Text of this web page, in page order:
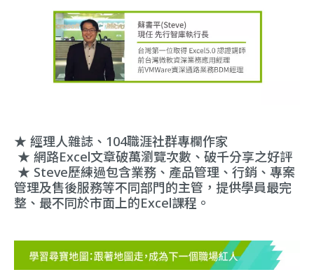
★ 經理人雜誌、104職涯社群專欄作家
★ 網路Excel文章破萬瀏覽次數、破千分享之好評
★ Steve歷練過包含業務、產品管理、行銷、專案
管理及售後服務等不同部門的主管，提供學員最完
整、最不同於市面上的Excel課程。